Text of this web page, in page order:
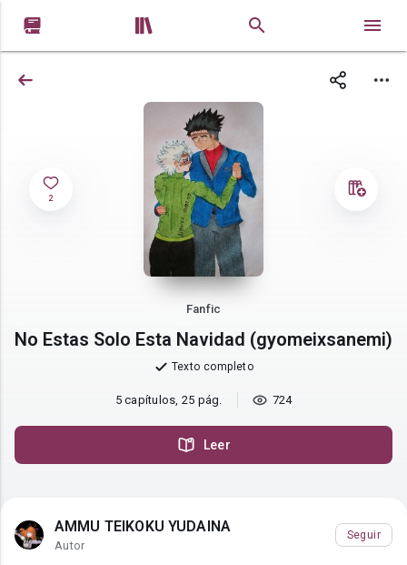
 
2
Fanfic
No Estas Solo Esta Navidad (gyomeixsanemi)
Texto completo
5 capítulos, 25 pág. 724
Leer
AMMU TEIKOKU YUDAINA
Autor
Seguir